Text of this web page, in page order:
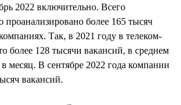
2022 включительно. Всего
проанализировано более 165 тысяч
Так, в 2021 году в телеком-
более 128 тысячи вакансий, в среднем
месяц. В сентябре 2022 года компании
вакансий.